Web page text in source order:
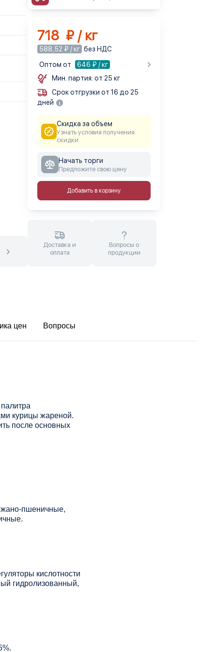
718 ₽ / кг
588,52 ₽ / кг без НДС
Оптом от
646 ₽ / кг
Мин. партия: от 25 кг
Срок отгрузки от 16 до 25
дней
Скидка за объем
Узнать условия получения
скидки
Начать торги
Предложите свою цену
Добавить в корзину
Доставка и
оплата
Вопросы о
продукции
цен Вопросы
курицы жареной.
после основных
пшеничные,
кислотности
гидролизованный,